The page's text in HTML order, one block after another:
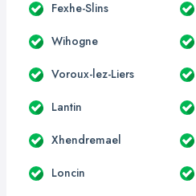
Fexhe-Slins
Wihogne
Voroux-lez-Liers
Lantin
Xhendremael
Loncin